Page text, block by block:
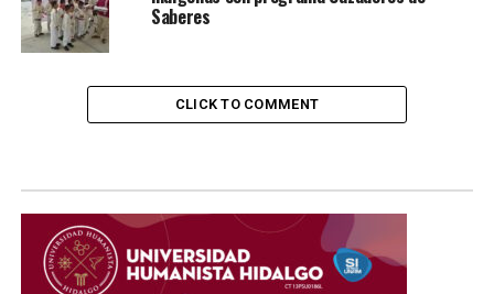
Saberes
CLICK TO COMMENT